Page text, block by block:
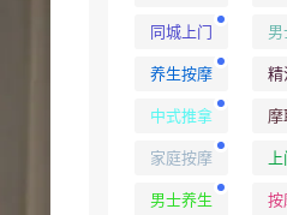
同城上门
养生按摩 精
中式推拿
家庭按摩
男士养生 按